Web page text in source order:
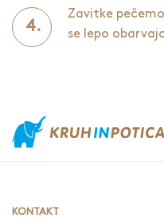
Zavitke
se lepo
KONTAKT